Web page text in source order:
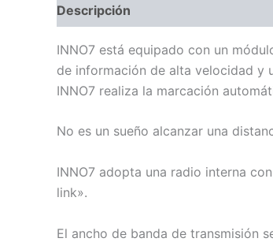
Descripción
INNO7 está equipado con un
de información de alta velocidad y
INNO7 realiza la marcación
No es un sueño alcanzar una
INNO7 adopta una radio interna
link».
El ancho de banda de transmisión